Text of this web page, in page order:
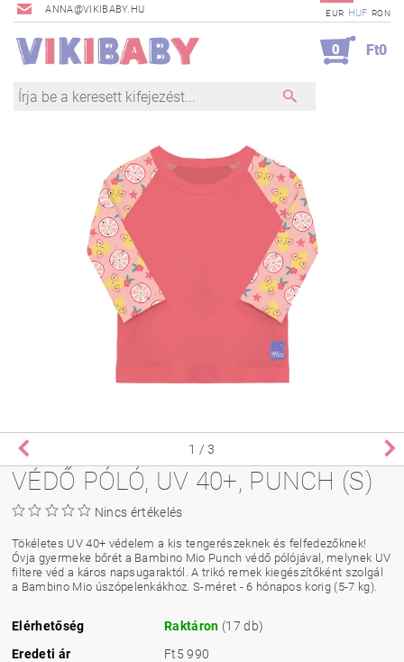
ANNA@VIKIBABY.HU EUR HUF RON
0 Ft0
1 / 3
VÉDŐ PÓLÓ, UV 40+, PUNCH (S)
Nincs értékelés
Tökéletes UV 40+ védelem a kis tengerészeknek és felfedezőknek!
Óvja gyermeke bőrét a Bambino Mio Punch védő pólójával, melynek UV
filtere véd a káros napsugaraktól. A trikó remek kiegészítőként szolgál
a Bambino Mio úszópelenkákhoz. S-méret - 6 hónapos korig (5-7 kg).
Elérhetőség Raktáron (17 db)
Eredeti ár
Ft5 990